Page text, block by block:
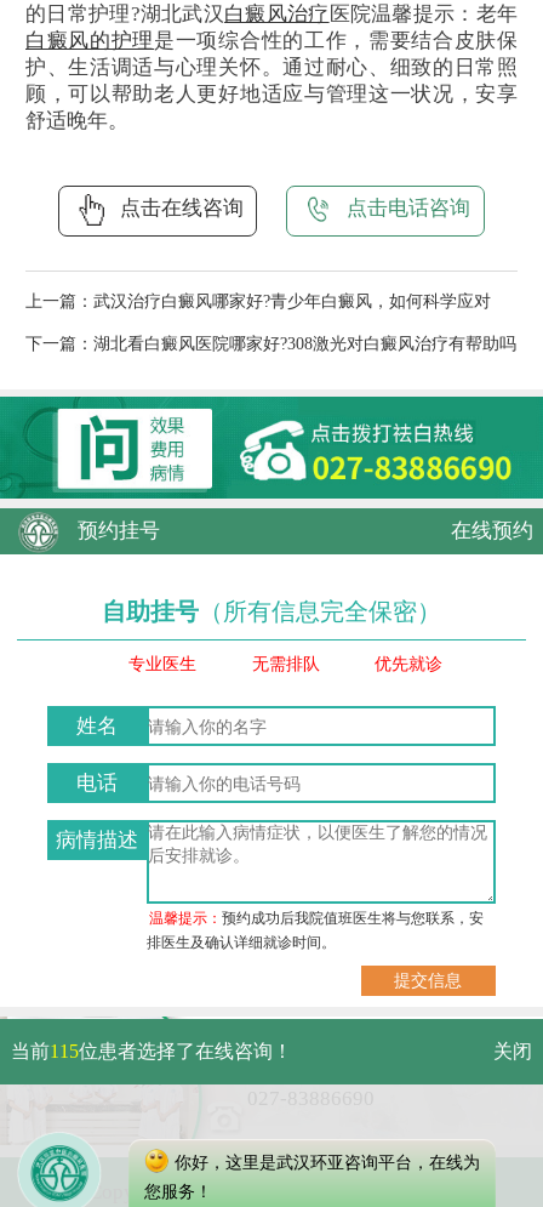
的日常护理?湖北武汉白癜风治疗 医院温馨提示：老年
白癜风的护理是一项综合性的工作，需要结合皮肤保
护、生活调适与心理关怀。通过耐心、细致的日常照
顾，可以帮助老人更好地适应与管理这一状况，安享
舒适晚年。
点击在线咨询 点击电话咨询
上一篇： 武汉治疗白癜风哪家好?青少年白癜风，如何科学应对
下一篇： 湖北看白癜风医院哪家好?308激光对白癜风治疗有帮助吗
预约挂号 在线预约
自助挂号 （所有信息完全保密）
专业医生 无需排队 优先就诊
姓名
电话
病情描述
温馨提示：预约成功后我院值班医生将与您联系，安
排医生及确认详细就诊时间。
武汉市硚口区解放大道479号
免费电话：
Copyright 2023 武汉环亚中医白癜风医院
当前115位患者选择了在线咨询！ 关闭
你好，这里是武汉环亚咨询平台，在线为
您服务！